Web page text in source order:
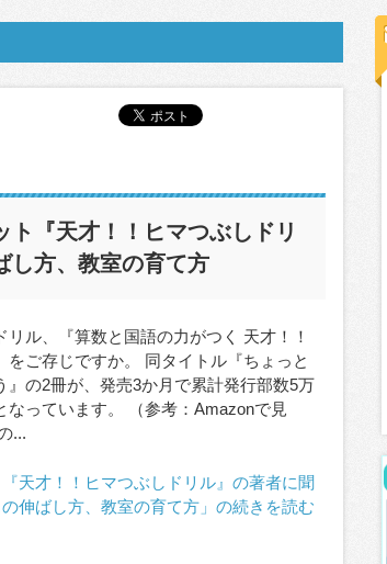
『天才！！ヒマつぶしドリ
し方、教室の育て方
リル、『算数と国語の力がつく 天才！！
をご存じですか。 同タイトル『ちょっと
』の2冊が、発売3か月で累計発行部数5万
なっています。 （参考：Amazonで見
...
天才！！ヒマつぶしドリル』の著者に聞
の伸ばし方、教室の育て方」の続きを読む